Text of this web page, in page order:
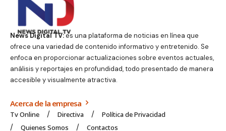
News Digital TV:es una plataforma de noticias en línea que
ofrece una variedad de contenido informativo y entretenido. Se
enfoca en proporcionar actualizaciones sobre eventos actuales,
análisis y reportajes en profundidad, todo presentado de manera
accesible y visualmente atractiva.
Acerca de la empresa
Tv Online Directiva
Política de Privacidad
Quienes Somos
Contactos